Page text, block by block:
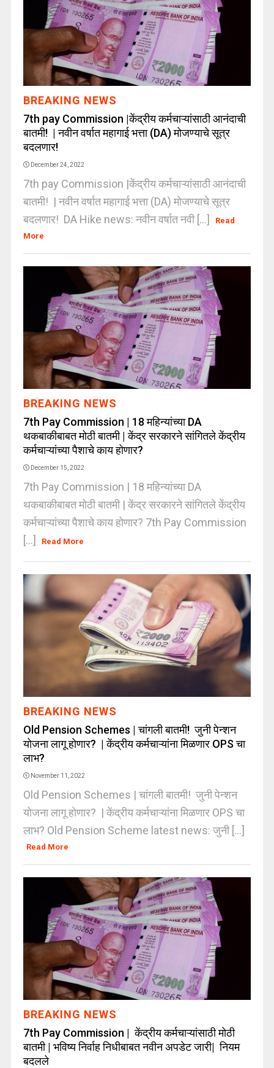
BREAKING NEWS
7th pay Commission |केंद्रीय कर्मचाऱ्यांसाठी आनंदाची
बातमी! | नवीन वर्षात महागाई भत्ता (DA) मोजण्याचे सूत्र
बदलणार!
December 24, 2022
7th pay Commission |केंद्रीय कर्मचाऱ्यांसाठी आनंदाची
बातमी! | नवीन वर्षात महागाई भत्ता (DA) मोजण्याचे सूत्र
बदलणार! DA Hike news: नवीन वर्षात नवी [...]
Read
More
BREAKING NEWS
7th Pay Commission | 18 महिन्यांच्या DA
थकबाकीबाबत मोठी बातमी | केंद्र सरकारने सांगितले केंद्रीय
कर्मचाऱ्यांच्या पैशाचे काय होणार?
December 15, 2022
7th Pay Commission | 18 महिन्यांच्या DA
थकबाकीबाबत मोठी बातमी | केंद्र सरकारने सांगितले केंद्रीय
कर्मचाऱ्यांच्या पैशाचे काय होणार? 7th Pay Commission
[...]
Read More
BREAKING NEWS
Old Pension Schemes | चांगली बातमी! जुनी पेन्शन
योजना लागू होणार? | केंद्रीय कर्मचाऱ्यांना मिळणार OPS चा
लाभ?
November 11, 2022
Old Pension Schemes | चांगली बातमी! जुनी पेन्शन
योजना लागू होणार? | केंद्रीय कर्मचाऱ्यांना मिळणार OPS चा
लाभ? Old Pension Scheme latest news: जुनी [...]
Read More
BREAKING NEWS
7th Pay Commission | केंद्रीय कर्मचाऱ्यांसाठी मोठी
बातमी | भविष्य निर्वाह निधीबाबत नवीन अपडेट जारी| नियम
बदलले